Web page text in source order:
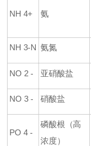
NH 4+ 氨
NH 3-N 氨氮
NO 2 - 亚硝酸盐
NO 3 - 硝酸盐
PO4 -
磷酸根（高
浓度）